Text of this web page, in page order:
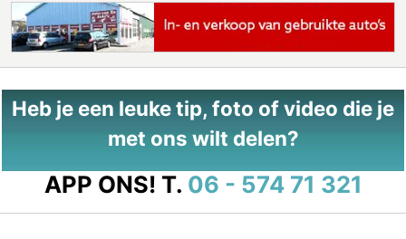
Heb je een leuke tip, foto of video die je
met ons wilt delen?
APP ONS! T. 06 - 574 71 321